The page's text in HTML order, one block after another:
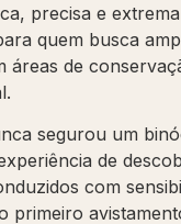
precisa e
quem busca
áreas de
.
segurou um
de
com
primeiro